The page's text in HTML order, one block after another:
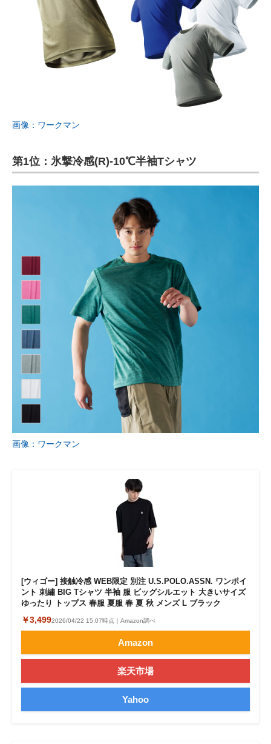
画像：ワークマン
第1位：氷撃冷感(R)-10℃半袖Tシャツ
画像：ワークマン
[ウィゴー] 接触冷感 WEB限定 別注 U.S.POLO.ASSN. ワンポイ
ント 刺繡 BIG Tシャツ 半袖 服 ビッグシルエット 大きいサイズ
ゆったり トップス 春服 夏服 春 夏 秋 メンズ L ブラック
￥3,4992026/04/22 15:07時点｜Amazon調べ
Amazon
楽天市場
Yahoo